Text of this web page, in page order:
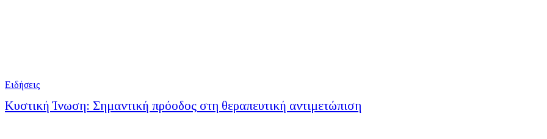
Ειδήσεις
Κυστική Ίνωση: Σημαντική πρόοδος στη θεραπευτική αντιμετώπιση